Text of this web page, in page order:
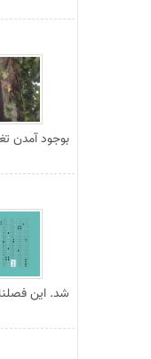
بوجود آمدن
شد. این